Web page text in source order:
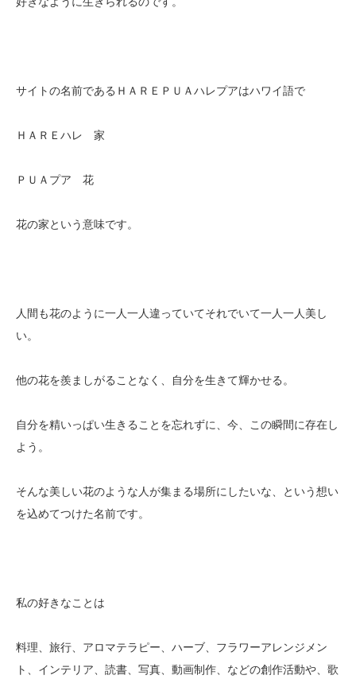
サイトの名前であるＨＡＲＥＰＵＡハレプアはハワイ語で
ＨＡＲＥハレ 家
ＰＵＡプア 花
花の家という意味です。
人間も花のように一人一人違っていてそれでいて一人一人美し
い。
他の花を羨ましがることなく、自分を生きて輝かせる。
自分を精いっぱい生きることを忘れずに、今、この瞬間に存在し
よう。
そんな美しい花のような人が集まる場所にしたいな、という想い
を込めてつけた名前です。
私の好きなことは
料理、旅行、アロマテラピー、ハーブ、フラワーアレンジメン
ト、インテリア、読書、写真、動画制作、などの創作活動や、歌